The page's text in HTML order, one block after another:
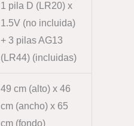
1 pila D (LR20) x
1.5V (no incluida)
+ 3 pilas AG13
(LR44) (incluidas)
49 cm (alto) x 46
cm (ancho) x 65
cm (fondo)